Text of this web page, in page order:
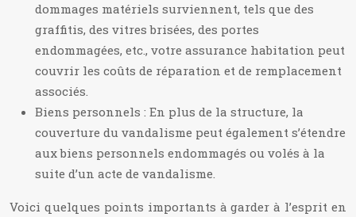
dommages matériels surviennent, tels que des
graffitis, des vitres brisées, des portes
endommagées, etc., votre assurance habitation peut
couvrir les coûts de réparation et de remplacement
associés.
Biens personnels : En plus de la structure, la
couverture du vandalisme peut également s’étendre
aux biens personnels endommagés ou volés à la
suite d’un acte de vandalisme.
Voici quelques points importants à garder à l’esprit en